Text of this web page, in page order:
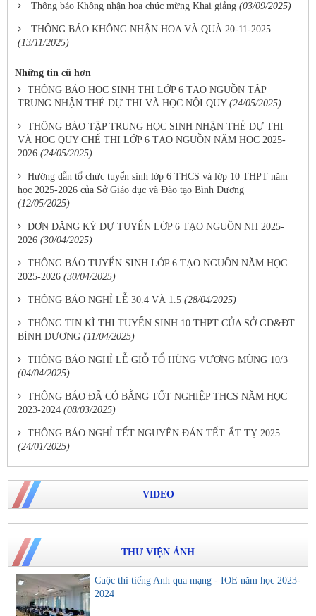
Thông báo Không nhận hoa chúc mừng Khai giảng (03/09/2025)
THÔNG BÁO KHÔNG NHẬN HOA VÀ QUÀ 20-11-2025
(13/11/2025)
Những tin cũ hơn
THÔNG BÁO HỌC SINH THI LỚP 6 TẠO NGUỒN TẬP
TRUNG NHẬN THẺ DỰ THI VÀ HỌC NỘI QUY (24/05/2025)
THÔNG BÁO TẬP TRUNG HỌC SINH NHẬN THẺ DỰ THI
VÀ HỌC QUY CHẾ THI LỚP 6 TẠO NGUỒN NĂM HỌC 2025-
2026 (24/05/2025)
Hướng dẫn tổ chức tuyển sinh lớp 6 THCS và lớp 10 THPT năm
học 2025-2026 của Sở Giáo dục và Đào tạo Bình Dương
(12/05/2025)
ĐƠN ĐĂNG KÝ DỰ TUYỂN LỚP 6 TẠO NGUỒN NH 2025-
2026 (30/04/2025)
THÔNG BÁO TUYỂN SINH LỚP 6 TẠO NGUỒN NĂM HỌC
2025-2026 (30/04/2025)
THÔNG BÁO NGHỈ LỄ 30.4 VÀ 1.5 (28/04/2025)
THÔNG TIN KÌ THI TUYỂN SINH 10 THPT CỦA SỞ GD&ĐT
BÌNH DƯƠNG (11/04/2025)
THÔNG BÁO NGHỈ LỄ GIỖ TỔ HÙNG VƯƠNG MÙNG 10/3
(04/04/2025)
THÔNG BÁO ĐÃ CÓ BẰNG TỐT NGHIỆP THCS NĂM HỌC
2023-2024 (08/03/2025)
THÔNG BÁO NGHỈ TẾT NGUYÊN ĐÁN TẾT ẤT TỴ 2025
(24/01/2025)
VIDEO
THƯ VIỆN ẢNH
Cuộc thi tiếng Anh qua mạng - IOE năm học 2023-
2024